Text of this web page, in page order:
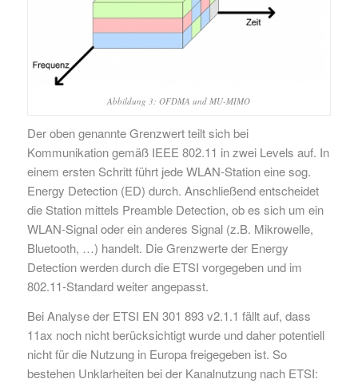
Abbildung 3: OFDMA und MU-MIMO
Der oben genannte Grenzwert teilt sich bei
Kommunikation gemäß IEEE 802.11 in zwei Levels auf. In
einem ersten Schritt führt jede WLAN-Station eine sog.
Energy Detection (ED) durch. Anschließend entscheidet
die Station mittels Preamble Detection, ob es sich um ein
WLAN-Signal oder ein anderes Signal (z.B. Mikrowelle,
Bluetooth, …) handelt. Die Grenzwerte der Energy
Detection werden durch die ETSI vorgegeben und im
802.11-Standard weiter angepasst.
Bei Analyse der ETSI EN 301 893 v2.1.1 fällt auf, dass
11ax noch nicht berücksichtigt wurde und daher potentiell
nicht für die Nutzung in Europa freigegeben ist. So
bestehen Unklarheiten bei der Kanalnutzung nach ETSI: